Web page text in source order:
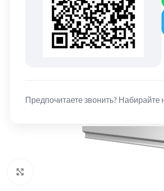
Предпочитаете звонить? Набирайте